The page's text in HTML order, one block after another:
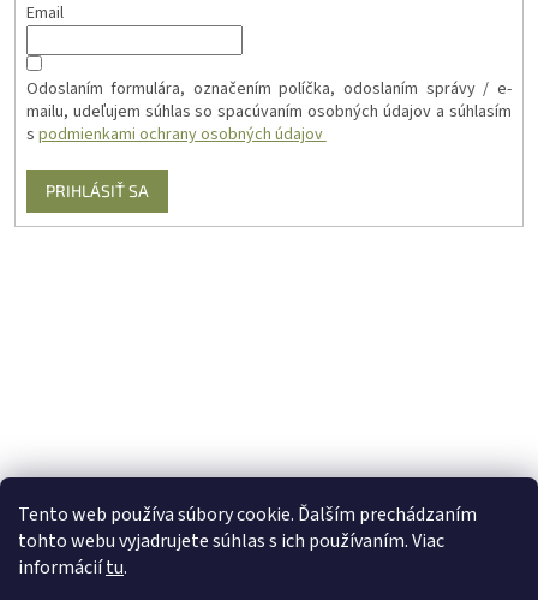
Tento web používa súbory cookie. Ďalším prechádzaním
tohto webu vyjadrujete súhlas s ich používaním. Viac
informáciítu.
Email
Odoslaním formulára, označením políčka, odoslaním správy / e-
mailu, udeľujem súhlas so spacúvaním osobných údajov a súhlasím
s podmienkami ochrany osobných údajov
PRIHLÁSIŤ SA